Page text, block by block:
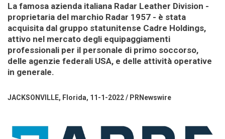
La famosa azienda italiana Radar Leather Division -
proprietaria del marchio Radar 1957 - è stata
acquisita dal gruppo statunitense Cadre Holdings,
attivo nel mercato degli equipaggiamenti
professionali per il personale di primo soccorso,
delle agenzie federali USA, e delle attività operative
in generale.
JACKSONVILLE, Florida, 11-1-2022 / PRNewswire